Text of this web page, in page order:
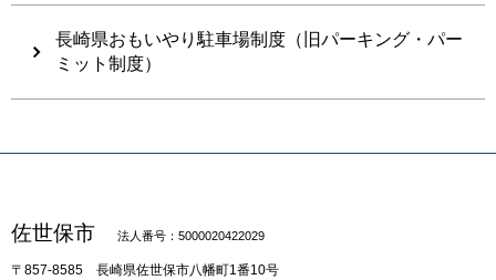
長崎県おもいやり駐車場制度（旧パーキング・パー
ミット制度）
佐世保市 法人番号：5000020422029
〒857-8585 長崎県佐世保市八幡町1番10号